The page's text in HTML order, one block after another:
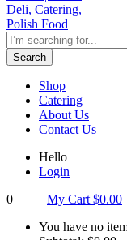
Search
Shop
Catering
About Us
Contact Us
Hello
Login
0
My Cart $0.00
You have no